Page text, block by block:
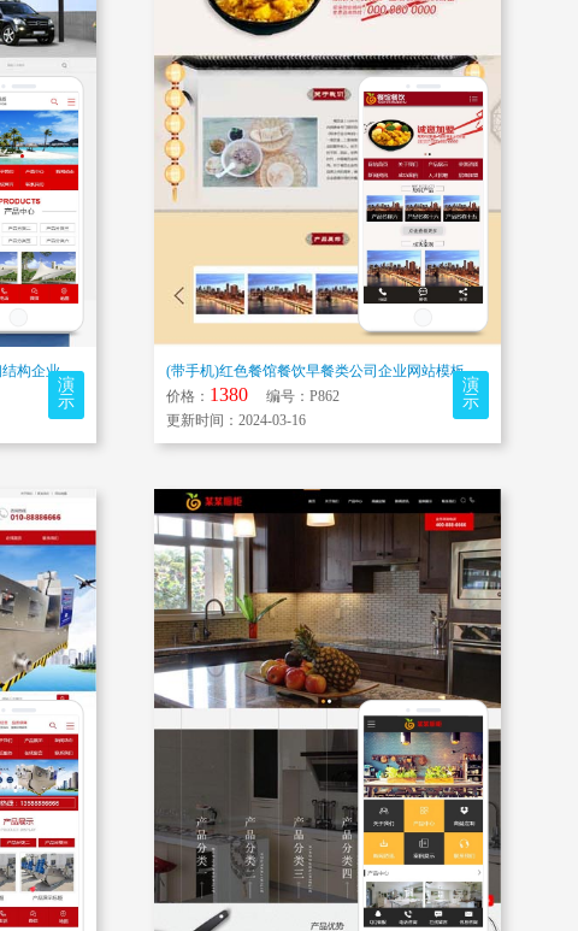
(带手机)阳光房定制车棚雨棚膜结构钢结构企业网站模板 展台货架货柜玻璃阳...
演
示
(带手机)红色餐馆餐饮早餐类公司企业网站模板 特色小吃加盟店公司网站源码...
价格： 1380 编号：P862
更新时间：2024-03-16
演
示